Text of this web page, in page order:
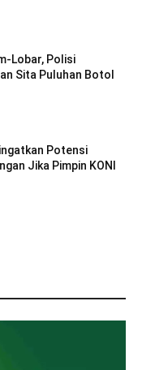
Lobar, Polisi
Sita Puluhan Botol
Potensi
Jika Pimpin KONI